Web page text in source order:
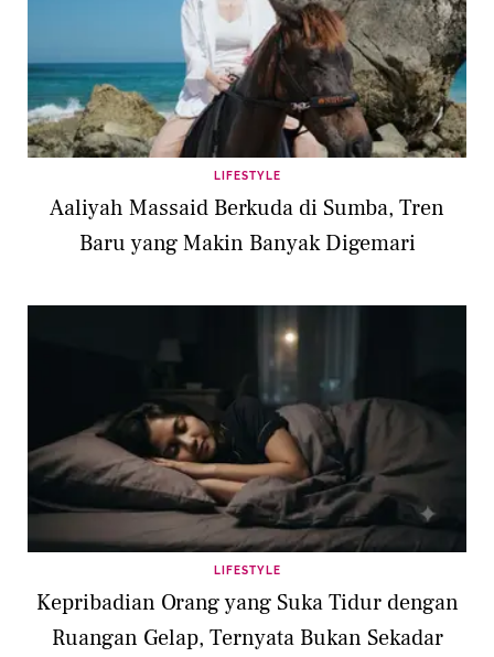
LIFESTYLE
Aaliyah Massaid Berkuda di Sumba, Tren
Baru yang Makin Banyak Digemari
LIFESTYLE
Kepribadian Orang yang Suka Tidur dengan
Ruangan Gelap, Ternyata Bukan Sekadar